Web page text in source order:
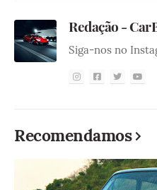
Redação -
Siga-nos no
Recomendamos